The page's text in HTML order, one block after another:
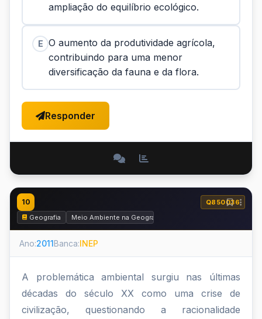
ampliação do equilíbrio ecológico.
E O aumento da produtividade agrícola,
contribuindo para uma menor
diversificação da fauna e da flora.
Responder
10
Q850036
Geografia
Meio Ambiente na Geografia
Ano:2011Banca:INEP
A problemática ambiental surgiu nas últimas
décadas do século XX como uma crise de
civilização, questionando a racionalidade